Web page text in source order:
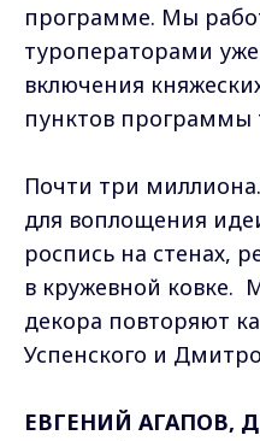
программе. Мы
туроператорами
включения
пунктов программы
Почти три
для воплощения
роспись на стенах,
в кружевной ковке.
декора повторяют
Успенского и
ЕВГЕНИЙ АГАПОВ,